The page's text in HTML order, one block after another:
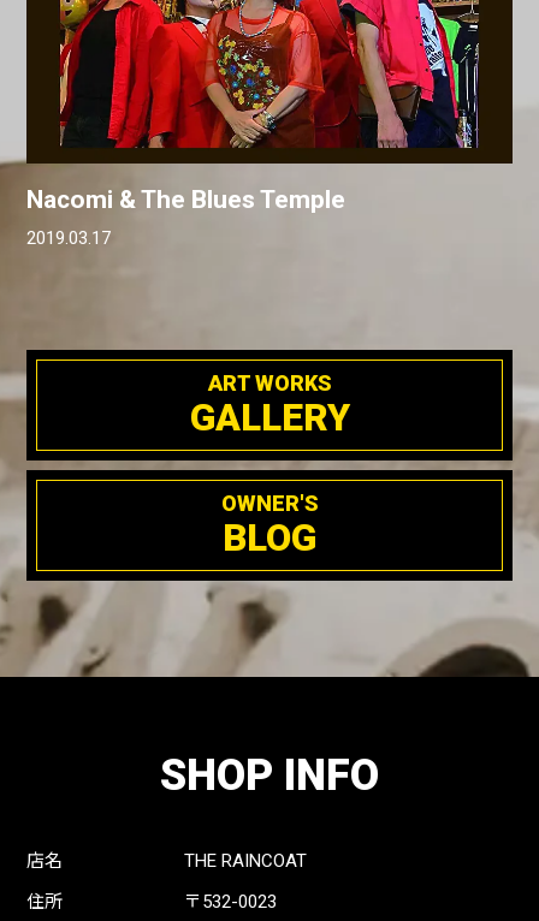
Nacomi & The Blues Temple
2019.03.17
ART WORKS
GALLERY
OWNER'S
BLOG
SHOP INFO
店名
THE RAINCOAT
住所
〒532-0023